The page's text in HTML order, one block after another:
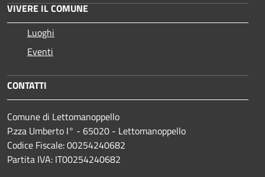
VIVERE IL COMUNE
Luoghi
Eventi
CONTATTI
Comune di Lettomanoppello
P.zza Umberto I° - 65020 - Lettomanoppello
Codice Fiscale: 00254240682
Partita IVA: IT00254240682